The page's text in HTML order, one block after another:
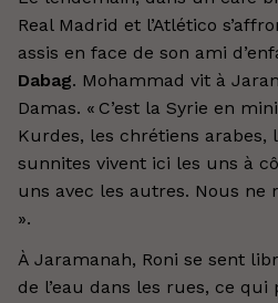
Real Madrid et l’Atlético
assis en face de son ami
Dabag. Mohammad vit à
Damas. « C’est la Syrie en
Kurdes, les chrétiens arabes,
sunnites vivent ici les uns à
uns avec les autres. Nous ne
».
À Jaramanah, Roni se sent
de l’eau dans les rues, ce